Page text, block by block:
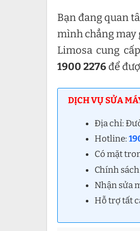
Bạn đang quan
mình chẳng may
Limosa cung
1900 2276 để
DỊCH VỤ SỬA
Địa chỉ:
Hotline:
Có mặt
Chính
Nhận sửa
Hỗ trợ tất